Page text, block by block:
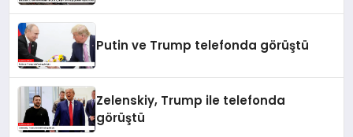
Putin ve Trump telefonda görüştü
Zelenskiy, Trump ile telefonda
görüştü